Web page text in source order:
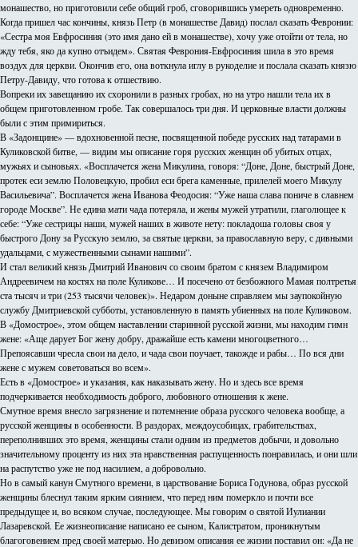
монашество, но приготовили себе общий гроб, сговорившись умереть одновременно.
Когда пришел час кончины, князь Петр (в монашестве Давид) послал сказать Февронии:
«Сестра моя Евфросиния (это имя дано ей в монашестве), хочу уже отойти от тела, но
жду тебя, яко да купно отъидем». Святая Феврония-Евфросиния шила в это время
воздух для церкви. Окончив его, она воткнула иглу в рукоделие и послала сказать князю
Петру-Давиду, что готова к отшествию.
Вопреки их завещанию их схоронили в разных гробах, но на утро нашли тела их в
общем приготовленном гробе. Так совершалось три дня. И церковные власти должны
были с этим примириться.
В «Задонщине» — вдохновенной песне, посвященной победе русских над татарами в
Куликовской битве, — видим мы описание горя русских женщин об убитых отцах,
мужьях и сыновьях. «Восплачется жена Микулина, говоря: “Доне, Доне, быстрый Доне,
протек еси землю Половецкую, пробил еси брега каменные, прилелей моего Микулу
Васильевича”. Восплачется жена Иванова Феодосия: “Уже наша слава пониче в славнем
городе Москве”. Не едина мати чада потеряла, и жены мужей утратили, глаголющее к
себе: “Уже сестрицы наши, мужей наших в животе нету: покладоша головы своя у
быстрого Дону за Русскую землю, за святые церкви, за православную веру, с дивными
удальцами, с мужественными сынами нашими”.
И стал великий князь Дмитрий Иванович со своим братом с князем Владимиром
Андреевичем на костях на поле Куликове… И посечено от безбожного Мамая полтретья
ста тысяч и три (253 тысячи человек)». Недаром доныне справляем мы заупокойную
службу Дмитриевской субботы, установленную в память убиенных на поле Куликовом.
В «Домострое», этом общем наставлении старинной русской жизни, мы находим гимн
жене: «Аще дарует Бог жену добру, дражайше есть камени многоцветного…
Препоясавши чресла свои на дело, и чада свои поучает, такожде и рабы… По вся дни
жене с мужем советоваться во всем».
Есть в «Домострое» и указания, как наказывать жену. Но и здесь все время
подчеркивается необходимость доброго, любовного отношения к жене.
Смутное время внесло загрязнение и потемнение образа русского человека вообще, а
русской женщины в особенности. В раздорах, междоусобицах, грабительствах,
переполнивших это время, женщины стали одним из предметов добычи, и довольно
значительному проценту из них эта нравственная распущенность понравилась, и они шли
на распутство уже не под насилием, а добровольно.
Но в самый канун Смутного времени, в царствование Бориса Годунова, образ русской
женщины блеснул таким ярким сиянием, что перед ним померкло и почти все
предыдущее и, во всяком случае, последующее. Мы говорим о святой Иулиании
Лазаревской. Ее жизнеописание написано ее сыном, Калистратом, проникнутым
благоговением пред своей матерью. Но девизом описания ее жизни поставил он: «Да не